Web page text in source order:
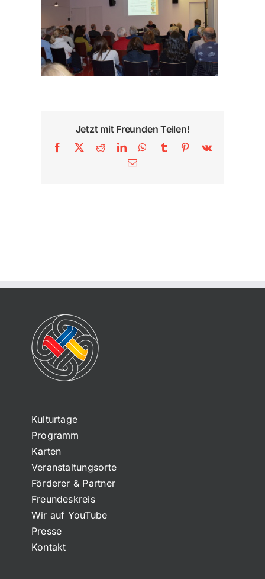
Jetzt mit Freunden Teilen!
Facebook
X RedditLinkedInWhatsApp
Tumblr Pinterest
Vk
E-
Kulturtage
Programm
Karten
Veranstaltungsorte
Förderer & Partner
Freundeskreis
Wir auf YouTube
Presse
Kontakt